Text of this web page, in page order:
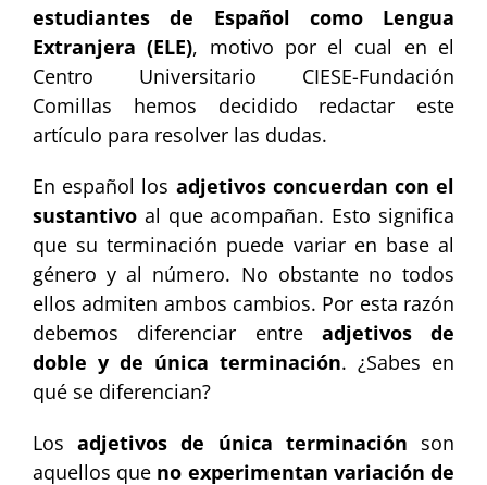
estudiantes de Español como Lengua
Extranjera (ELE), motivo por el cual en el
Centro Universitario CIESE-Fundación
Comillas hemos decidido redactar este
artículo para resolver las dudas.
En español los adjetivos concuerdan con el
sustantivo al que acompañan. Esto significa
que su terminación puede variar en base al
género y al número. No obstante no todos
ellos admiten ambos cambios. Por esta razón
debemos diferenciar entre adjetivos de
doble y de única terminación. ¿Sabes en
qué se diferencian?
Losadjetivos de única terminación son
aquellos que no experimentan variación de